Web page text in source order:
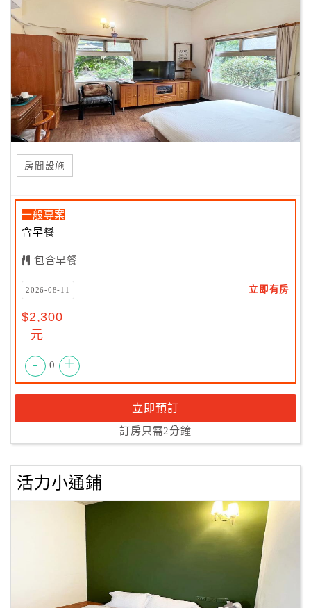
陣陣清風吹拂的快意慵懶，空氣中瀰漫著微甜的滿山石碇肉
桂花香。
耳邊不時送著台灣藍鵲家族鳴叫與螢火蟲溪谷的腳步聲，
此等大自然音符綺羅不已，媲美天上人間，
無怪乎從鄰近木柵動物園看完熊貓之眾人稱：
｢天上人間，四川臥龍；長生靈脈，石碇三才。｣
熟識的朋友們，
陌生的客人從不熟到朋友，多少都小酌一番，
不時有客人會自行帶酒與天地乾杯、山林為伍，寂靜的夜裡
享受釋放壓力的快活，
黃湯肚下，酒醉便借問民宿主人是否有房間稍作休息，
日漸聲名傳開，受到觀光局輔導，協助成為石碇地區的合法
以更加嚴格的安全設施、精緻的服務水準持續接待來到石碇
的山客。
房間設施
一般專案
含早餐
包含早餐
2026-08-11 立即有房
$2,300
元
- 0 +
立即預訂
訂房只需2分鐘
活力小通鋪